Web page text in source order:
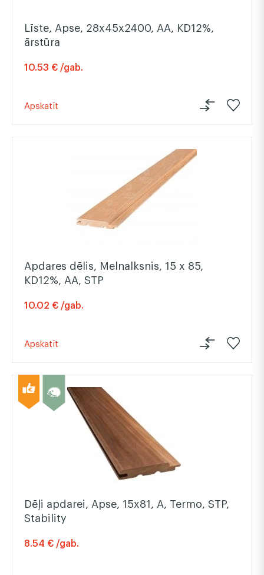
Līste, Apse, 28x45x2400, AA, KD12%,
ārstūra
10.53 € /gab.
Apskatīt
Apdares dēlis, Melnalksnis, 15 x 85,
KD12%, AA, STP
10.02 € /gab.
Apskatīt
Dēļi apdarei, Apse, 15x81, A, Termo, STP,
Stability
8.54 € /gab.